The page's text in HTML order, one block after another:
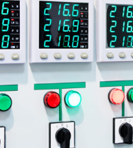
Stejnosměrné napětí rozsah